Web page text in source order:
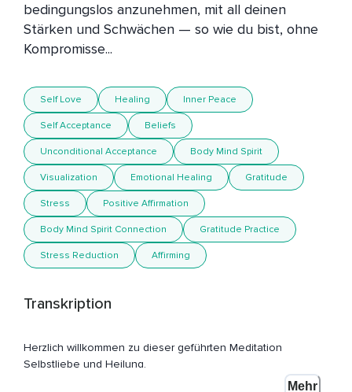
bedingungslos anzunehmen, mit all deinen
Stärken und Schwächen — so wie du bist, ohne
Kompromisse...
Self Love Healing Inner Peace
Self Acceptance Beliefs
Unconditional Acceptance Body Mind Spirit
Visualization Emotional Healing Gratitude
Stress Positive Affirmation
Body Mind Spirit Connection Gratitude Practice
Stress Reduction Affirming
Transkription
Herzlich willkommen zu dieser geführten Meditation
Selbstliebe und Heilung.
Mehr